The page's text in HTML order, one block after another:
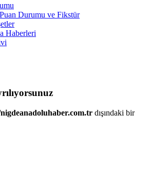
Durumu ve Fikstür
Haberleri
dışındaki bir